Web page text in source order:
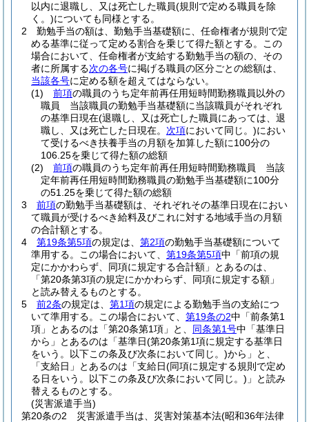
以内に退職し、又は死亡した職員(規則で定める職員を除
く。)についても同様とする。
2
勤勉手当の額は、勤勉手当基礎額に、任命権者が規則で定
める基準に従って定める割合を乗じて得た額とする。
この
場合において、任命権者が支給する勤勉手当の額の、その
者に所属する次の各号に掲げる職員の区分ごとの総額は、
当該各号に定める額を超えてはならない。
(1)
前項の職員のうち定年前再任用短時間勤務職員以外の
職員 当該職員の勤勉手当基礎額に当該職員がそれぞれ
の基準日現在(退職し、又は死亡した職員にあっては、退
職し、又は死亡した日現在。 次項において同じ。)におい
て受けるべき扶養手当の月額を加算した額に100分の
106.25を乗じて得た額の総額
(2)
前項の職員のうち定年前再任用短時間勤務職員 当該
定年前再任用短時間勤務職員の勤勉手当基礎額に100分
の51.25を乗じて得た額の総額
3
前項の勤勉手当基礎額は、それぞれその基準日現在におい
て職員が受けるべき給料及びこれに対する地域手当の月額
の合計額とする。
4
第19条第5項の規定は、 第2項の勤勉手当基礎額について
準用する。
この場合において、 第19条第5項中「前項の規
定にかかわらず、同項に規定する合計額」とあるのは、
「第20条第3項の規定にかかわらず、同項に規定する額」
と読み替えるものとする。
5
前2条の規定は、 第1項の規定による勤勉手当の支給につ
いて準用する。
この場合において、 第19条の2中「前条第1
項」とあるのは「第20条第1項」と、 同条第1号中「基準日
から」とあるのは「基準日(第20条第1項に規定する基準日
をいう。以下この条及び次条において同じ。)から」と、
「支給日」とあるのは「支給日(同項に規定する規則で定め
る日をいう。以下この条及び次条において同じ。) 」と読み
替えるものとする。
(災害派遣手当)
第20条の2
災害派遣手当は、災害対策基本法(昭和36年法律